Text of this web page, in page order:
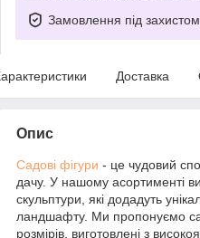
Замовлення під захистом
Доставка
Опис
Садові фігури - це чудовий
дачу. У нашому асортименті ви
скульптури, які додадуть
ландшафту. Ми пропонуємо
розмірів, виготовлені з